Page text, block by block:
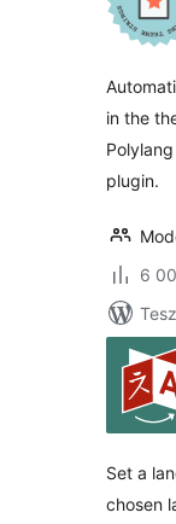
in the
plugin.
6
Set a
chosen